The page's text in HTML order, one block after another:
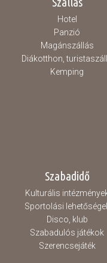
Hotel
Panzió
Magánszállás
Diákotthon,
Kemping
Szabadidő
Kulturális
Sportolási
Disco, klub
Szabadulós játékok
Szerencsejáték